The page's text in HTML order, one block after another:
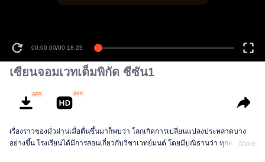
00:00:00/00:18:23
เซียนจอมเวทเต็มพิกัด ซีซัน1
เรื่องราวของมั่วฝานเมื่อตื่นขึ้นมาก็พบว่า โลกเกิดการเปลี่ยนแปลงประหลาดบาง
อย่างขึ้น โรงเรียนได้มีการสอนเกี่ยวกับวิชาเวทย์มนต์ โดยมีปณิธานว่า ทุกคนจะMore